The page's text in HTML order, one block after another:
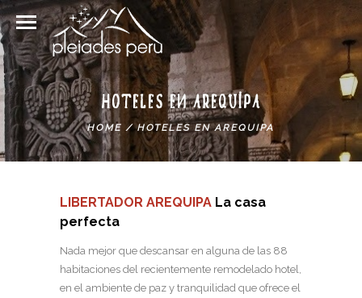
HOTELES EN AREQUIPA
HOME /HOTELES EN AREQUIPA
Hoteles en Arequipa
LIBERTADOR AREQUIPA La casa
perfecta
Nada mejor que descansar en alguna de las 88
habitaciones del recientemente remodelado hotel,
en el ambiente de paz y tranquilidad que ofrece el